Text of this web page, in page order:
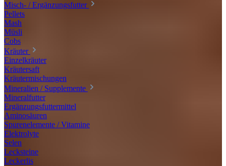
Misch- / Ergänzungsfutter
Pellets
Mash
Müsli
Cobs
Kräuter
Einzelkräuter
Kräutersaft
Kräutermischungen
Mineralien / Supplemente
Mineralfutter
Ergänzungsfuttermittel
Aminosäuren
Spurenelemente / Vitamine
Elektrolyte
Selen
Lecksteine
Leckerlis